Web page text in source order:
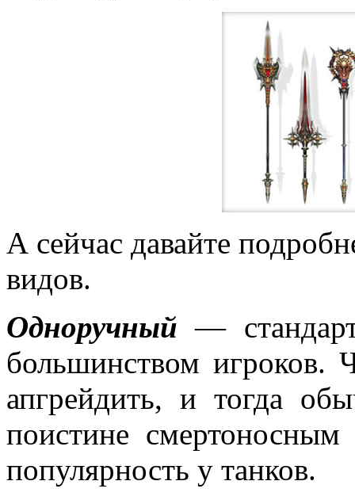
А сейчас давайте
видов.
Одноручный —
большинством игроков.
апгрейдить, и тогда
поистине
популярность у танков.